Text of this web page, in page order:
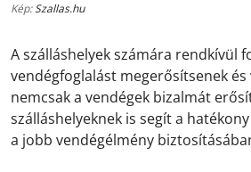
Kép:Szallas.hu
A szálláshelyek számára rendkívül
vendégfoglalást megerősítsenek és
nemcsak a vendégek bizalmát
szálláshelyeknek is segít a
a jobb vendégélmény